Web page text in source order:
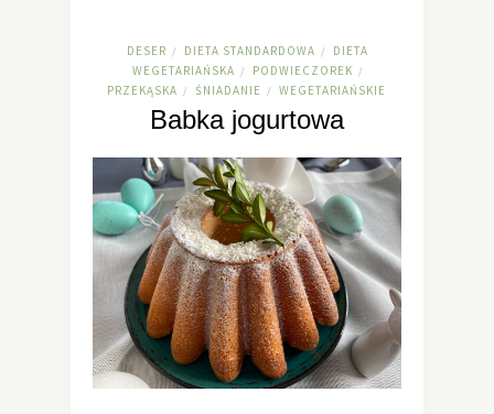
DESER / DIETA STANDARDOWA /
DIETA
WEGETARIAŃSKA / PODWIECZOREK /
PRZEKĄSKA / ŚNIADANIE / WEGETARIAŃSKIE
Babka jogurtowa